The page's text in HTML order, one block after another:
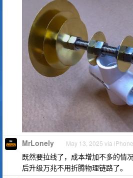
MrLonely May 13, 2025 via iPhone
既然要拉线了，成本增加不多的情
后升级万兆不用折腾物理链路了。